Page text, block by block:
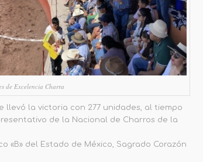
de Excelencia Charra
llevó la victoria con 277 unidades, al tiempo
de la Nacional de Charros de la
«B» del Estado de México, Sagrado Corazón